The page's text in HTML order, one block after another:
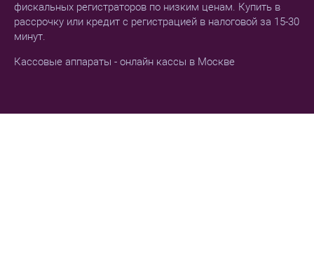
фискальных регистраторов по низким ценам. Купить в
рассрочку или кредит с регистрацией в налоговой за 15-30
минут.
Кассовые аппараты - онлайн кассы в Москве